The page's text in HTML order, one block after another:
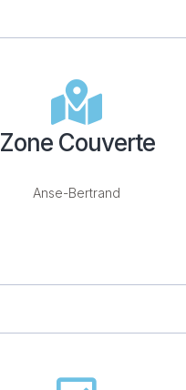
Zone Couverte
Anse-Bertrand